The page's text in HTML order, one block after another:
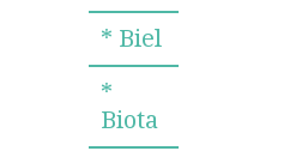
* Biel
*
Biota